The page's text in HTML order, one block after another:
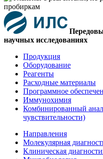
научных исследованиях
Продукция
Оборудование
Реагенты
Расходные материалы
Программное
Иммунохимия
Комбинированный
чувствительности)
Направления
Молекулярная
Клиническая